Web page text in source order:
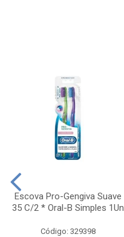
Escova Pro-Gengiva Suave
35 C/2 * Oral-B Simples 1Un
Código: 329398